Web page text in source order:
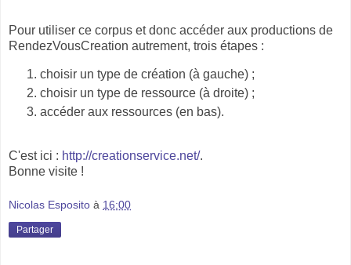
Pour utiliser ce corpus et donc accéder aux productions de
RendezVousCreation autrement, trois étapes :
choisir un type de création (à gauche) ;
choisir un type de ressource (à droite) ;
accéder aux ressources (en bas).
C'est ici : http://creationservice.net/.
Bonne visite !
Nicolas Esposito à 16:00
Partager